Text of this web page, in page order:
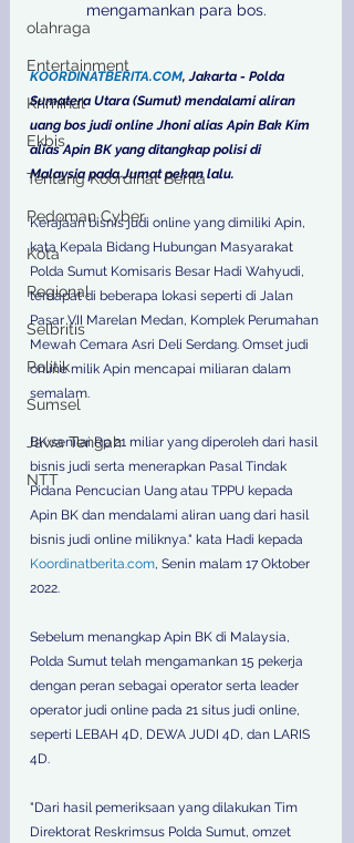
olahraga
Entertainment
Kriminal
Ekbis
Tentang Koordinat Berita
Pedoman Cyber
Kota
Regional
Selbritis
Politik
Sumsel
Jawa Tengah
NTT
mengamankan para bos.
KOORDINATBERITA.COM, Jakarta - Polda
Sumatera Utara (Sumut) mendalami aliran
uang bos judi online Jhoni alias Apin Bak Kim
alias Apin BK yang ditangkap polisi di
Malaysia pada Jumat pekan lalu.
Kerajaan bisnis judi online yang dimiliki Apin,
kata Kepala Bidang Hubungan Masyarakat
Polda Sumut Komisaris Besar Hadi Wahyudi,
terdapat di beberapa lokasi seperti di Jalan
Pasar VII Marelan Medan, Komplek Perumahan
Mewah Cemara Asri Deli Serdang. Omset judi
online milik Apin mencapai miliaran dalam
semalam.
BK senilai Rp 21 miliar yang diperoleh dari hasil
bisnis judi serta menerapkan Pasal Tindak
Pidana Pencucian Uang atau TPPU kepada
Apin BK dan mendalami aliran uang dari hasil
bisnis judi online miliknya." kata Hadi kepada
Koordinatberita.com, Senin malam 17 Oktober
2022.
Sebelum menangkap Apin BK di Malaysia,
Polda Sumut telah mengamankan 15 pekerja
dengan peran sebagai operator serta leader
operator judi online pada 21 situs judi online,
seperti LEBAH 4D, DEWA JUDI 4D, dan LARIS
4D.
"Dari hasil pemeriksaan yang dilakukan Tim
Direktorat Reskrimsus Polda Sumut, omzet